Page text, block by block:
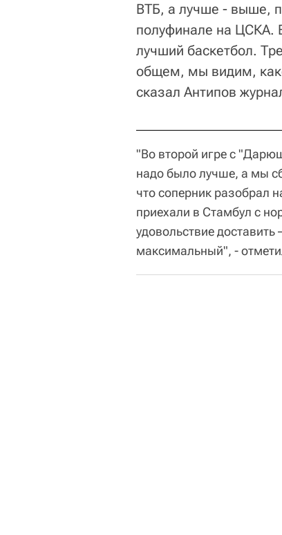
ВТБ, а лучше - выше,
полуфинале на ЦСКА.
лучший баскетбол.
общем, мы видим,
сказал Антипов
"Во второй игре с
надо было лучше, а мы
что соперник разобрал
приехали в Стамбул с
удовольствие
максимальный", -